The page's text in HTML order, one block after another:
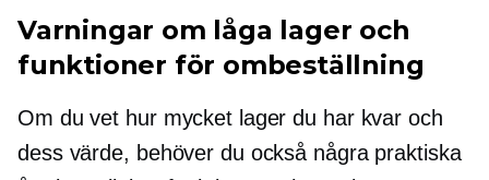
Varningar om låga lager och
funktioner för ombeställning
Om du vet hur mycket lager du har kvar och
dess värde, behöver du också några praktiska